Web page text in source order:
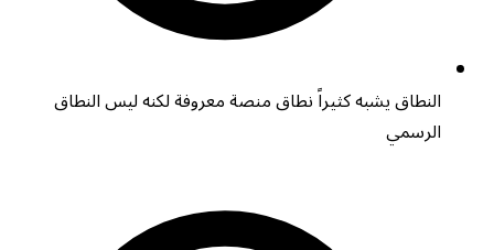
النطاق يشبه كثيراً نطاق منصة معروفة لكنه ليس النطاق
الرسمي